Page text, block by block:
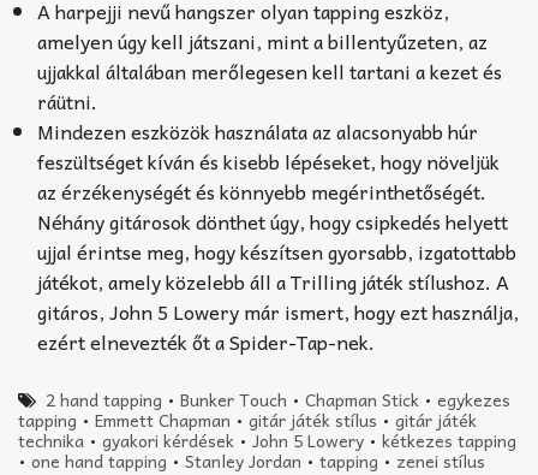
A harpejji nevű hangszer olyan tapping eszköz,
amelyen úgy kell játszani, mint a billentyűzeten, az
ujjakkal általában merőlegesen kell tartani a kezet és
ráütni.
Mindezen eszközök használata az alacsonyabb húr
feszültséget kíván és kisebb lépéseket, hogy növeljük
az érzékenységét és könnyebb megérinthetőségét.
Néhány gitárosok dönthet úgy, hogy csipkedés helyett
ujjal érintse meg, hogy készítsen gyorsabb, izgatottabb
játékot, amely közelebb áll a Trilling játék stílushoz. A
gitáros, John 5 Lowery már ismert, hogy ezt használja,
ezért elnevezték őt a Spider-Tap-nek.
2 hand tapping •Bunker Touch •Chapman Stick •egykezes
tapping • Emmett Chapman • gitár játék stílus • gitár játék
technika • gyakori kérdések • John 5 Lowery • kétkezes tapping
• one hand tapping • Stanley Jordan • tapping • zenei stílus